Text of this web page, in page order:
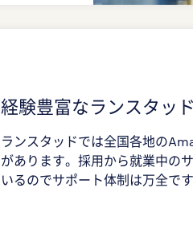
経験豊富なランスタッ
ランスタッドでは全国各地の
があります。採用から就業中の
いるのでサポート体制は万全で